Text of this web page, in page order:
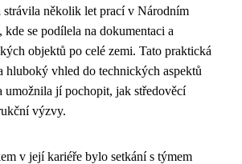
strávila několik let prací v Národním
kde se podílela na dokumentaci a
objektů po celé zemi. Tato praktická
hluboký vhled do technických aspektů
umožnila jí pochopit, jak středověcí
výzvy.
v její kariéře bylo setkání s týmem